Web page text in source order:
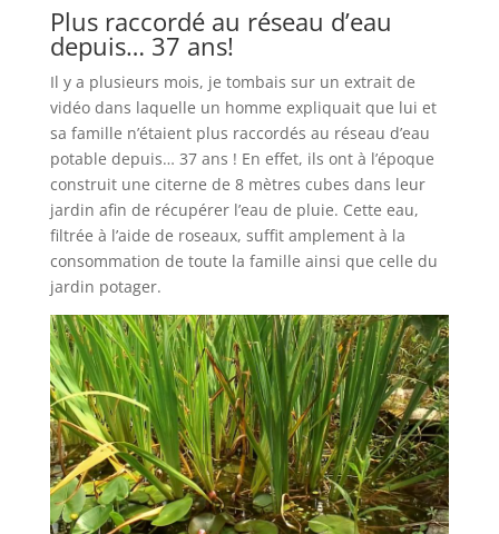
Plus raccordé au réseau d’eau
depuis… 37 ans!
Il y a plusieurs mois, je tombais sur un extrait de
vidéo dans laquelle un homme expliquait que lui et
sa famille n’étaient plus raccordés au réseau d’eau
potable depuis… 37 ans ! En effet, ils ont à l’époque
construit une citerne de 8 mètres cubes dans leur
jardin afin de récupérer l’eau de pluie. Cette eau,
filtrée à l’aide de roseaux, suffit amplement à la
consommation de toute la famille ainsi que celle du
jardin potager.